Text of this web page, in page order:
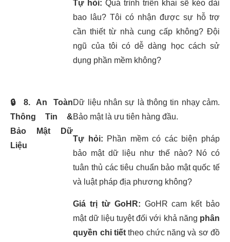
Tự hỏi: Quá trình triển khai sẽ kéo dài
bao lâu? Tôi có nhận được sự hỗ trợ
cần thiết từ nhà cung cấp không? Đội
ngũ của tôi có dễ dàng học cách sử
dụng phần mềm không?
🔒
8. An Toàn
Thông Tin &
Bảo Mật Dữ
Liệu
Dữ liệu nhân sự là thông tin nhạy cảm.
Bảo mật là ưu tiên hàng đầu.
Tự hỏi: Phần mềm có các biện pháp
bảo mật dữ liệu như thế nào? Nó có
tuân thủ các tiêu chuẩn bảo mật quốc tế
và luật pháp địa phương không?
Giá trị từ GoHR: GoHR cam kết bảo
mật dữ liệu tuyệt đối với khả năng phân
quyền chi tiết theo chức năng và sơ đồ